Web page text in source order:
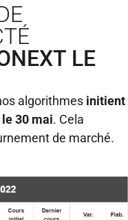
LE
algorithmes initient
30 mai. Cela
de marché.